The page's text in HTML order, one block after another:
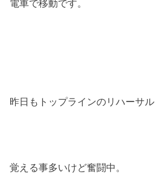
電車で移動です。
昨日もトップラインのリハーサル
覚える事多いけど奮闘中。